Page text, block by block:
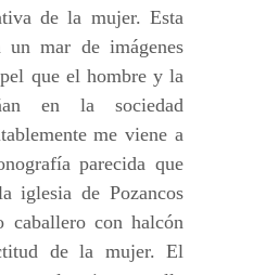
de la mujer. Esta
un mar de imágenes
que el hombre y la
en la sociedad
me viene a
parecida que
iglesia de Pozancos
caballero con halcón
de la mujer. El